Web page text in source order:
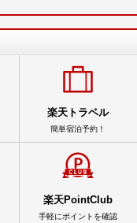
楽天トラベル
簡単宿泊予約！
楽天PointClub
手軽にポイントを確認